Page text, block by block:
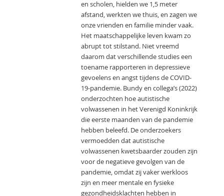
en scholen, hielden we 1,5 meter
afstand, werkten we thuis, en zagen we
onze vrienden en familie minder vaak.
Het maatschappelijke leven kwam zo
abrupt tot stilstand. Niet vreemd
daarom dat verschillende studies een
toename rapporteren in depressieve
gevoelens en angst tijdens de COVID-
19-pandemie. Bundy en collega’s (2022)
onderzochten hoe autistische
volwassenen in het Verenigd Koninkrijk
die eerste maanden van de pandemie
hebben beleefd. De onderzoekers
vermoedden dat autistische
volwassenen kwetsbaarder zouden zijn
voor de negatieve gevolgen van de
pandemie, omdat zij vaker werkloos
zijn en meer mentale en fysieke
gezondheidsklachten hebben in